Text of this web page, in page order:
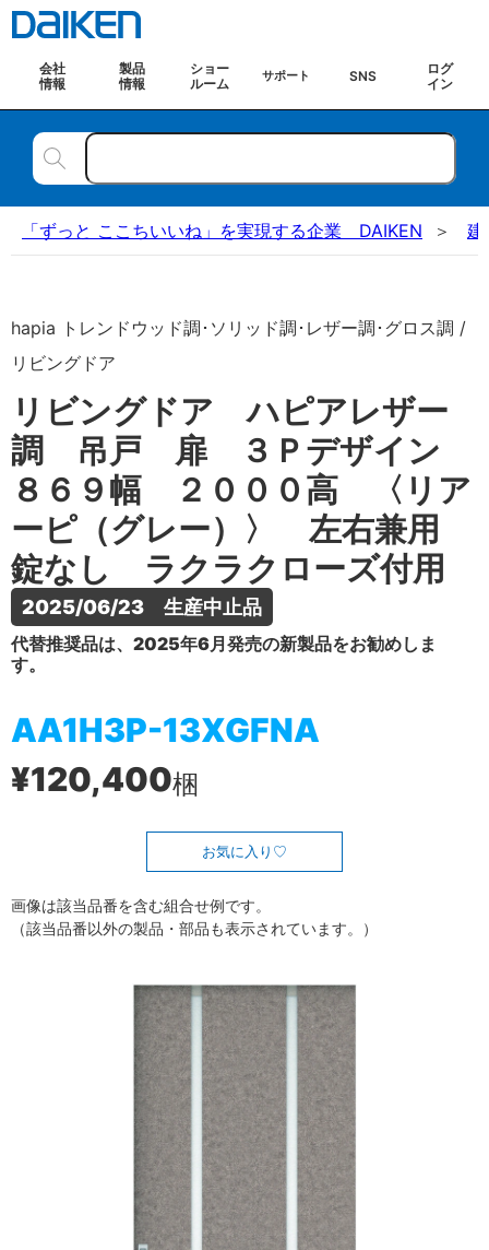
会社
情報
製品
情報
ショー
ルーム
サポート SNS
ログ
イン
「ずっと ここちいいね」を実現する企業 DAIKEN 建
hapia トレンドウッド調･ソリッド調･レザー調･グロス調 /
リビングドア
リビングドア ハピアレザー
調 吊戸 扉 ３Ｐデザイン
８６９幅 ２０００高 〈リア
ーピ（グレー）〉 左右兼用
錠なし ラクラクローズ付用
2025/06/23　生産中止品
代替推奨品は、2025年6月発売の新製品をお勧めしま
す。
AA1H3P-13XGFNA
¥120,400梱
お気に入り
画像は該当品番を含む組合せ例です。
（該当品番以外の製品・部品も表示されています。）